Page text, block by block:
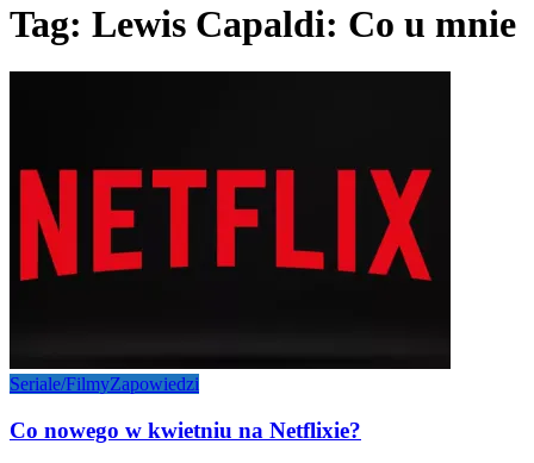
Tag: Lewis Capaldi: Co u mnie
Seriale/FilmyZapowiedzi
Co nowego w kwietniu na Netflixie?